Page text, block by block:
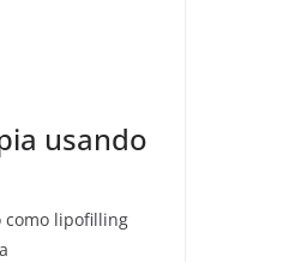
usando
como lipofilling